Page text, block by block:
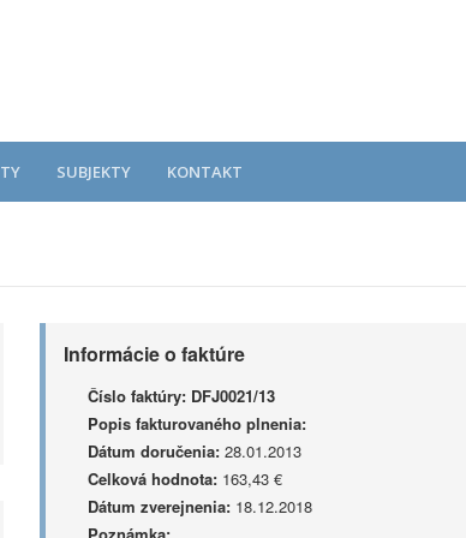
SUBJEKTY KONTAKT
Informácie o faktúre
Číslo faktúry: DFJ0021/13
Popis fakturovaného plnenia:
Dátum doručenia:28.01.2013
Celková hodnota:163,43 €
Dátum zverejnenia:18.12.2018